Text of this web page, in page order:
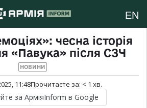
EN
чесна історія
«Павука» після СЗЧ
НОВИНИ
11:48Прочитаєте за: < 1 хв.
за АрміяInform в Google